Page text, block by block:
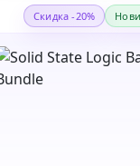
Скидка -20%